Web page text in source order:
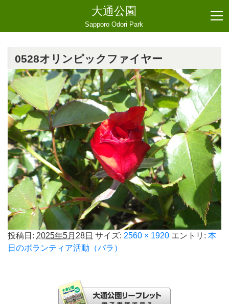
大通公園
Sapporo Odori Park
0528オリンピックファイヤー
投稿日: 2025年5月28日 サイズ: 2560 × 1920 エントリ: 本
日のボランティア活動（バラ）